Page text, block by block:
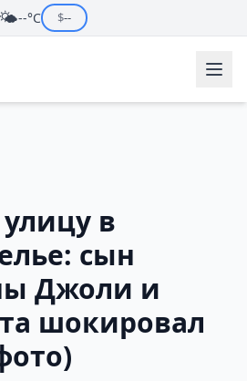
🌤️--°C $--
в
сын
Джоли и
шокировал